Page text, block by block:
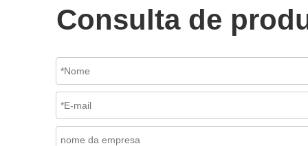
Consulta de